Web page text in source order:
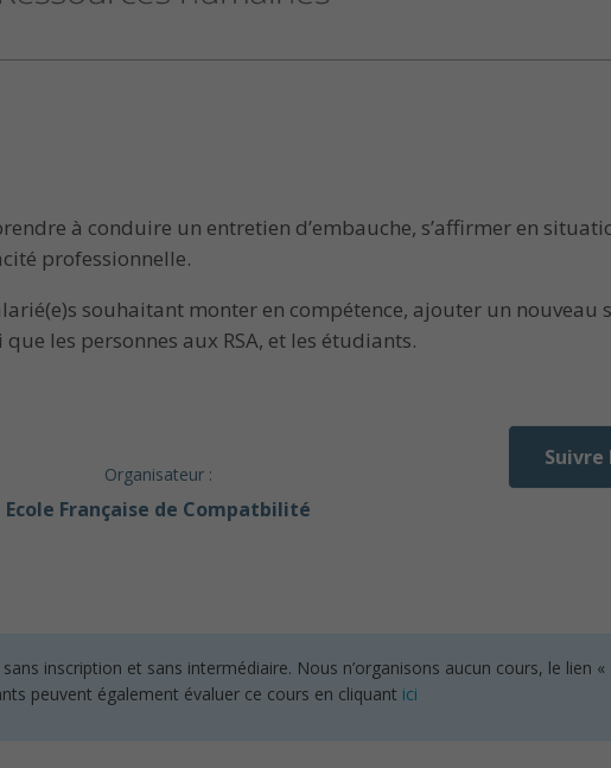
à conduire un entretien d’embauche, s’affirmer en
professionnelle.
souhaitant monter en compétence, ajouter un nouveau
les personnes aux RSA, et les étudiants.
Organisateur :
Ecole Française de Compatbilité
Suivre
inscription et sans intermédiaire. Nous n’organisons aucun cours, le lien «
peuvent également évaluer ce cours en cliquant ici